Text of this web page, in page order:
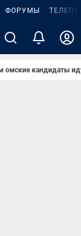
ФОРУМЫ
омские кандидаты